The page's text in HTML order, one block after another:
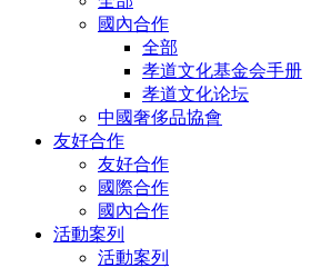
國內合作
全部
孝道文化基金会手册
孝道文化论坛
中國奢侈品協會
友好合作
友好合作
國際合作
國內合作
活動案列
活動案列